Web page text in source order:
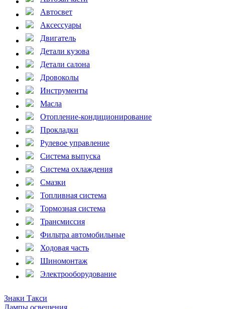
Автосвет
Аксессуары
Двигатель
Детали кузова
Детали салона
Дровоколы
Инструменты
Масла
Отопление-кондиционирование
Прокладки
Рулевое управление
Система выпуска
Система охлаждения
Смазки
Топливная система
Тормозная система
Трансмиссия
Фильтра автомобильные
Ходовая часть
Шиномонтаж
Электрооборудование
Знаки Такси
Лампы освещения